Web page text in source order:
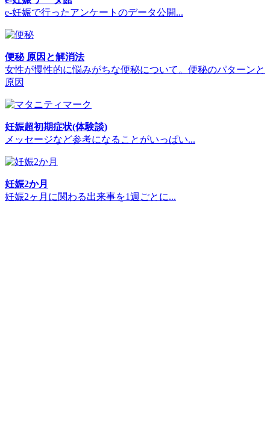
e-妊娠で行ったアンケートのデータ公開...
便秘 原因と解消法
女性が慢性的に悩みがちな便秘について。便秘のパターンと
原因
妊娠超初期症状(体験談)
メッセージなど参考になることがいっぱい...
妊娠2か月
妊娠2ヶ月に関わる出来事を1週ごとに...